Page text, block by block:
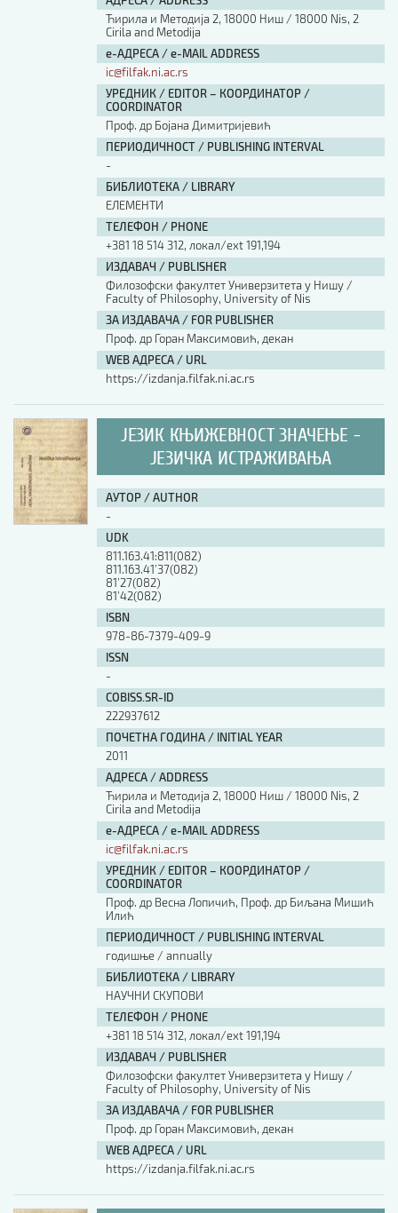
Ћирила и Методија 2, 18000 Ниш / 18000 Nis, 2
Cirila and Metodija
е-АДРЕСА / e-MAIL ADDRESS
ic@filfak.ni.ac.rs
УРЕДНИК / EDITOR – КООРДИНАТОР /
COORDINATOR
Проф. др Бојана Димитријевић
ПЕРИОДИЧНОСТ / PUBLISHING INTERVAL
-
БИБЛИОТЕКА / LIBRARY
ЕЛЕМЕНТИ
ТЕЛЕФОН / PHONE
+381 18 514 312, локал/ext 191,194
ИЗДАВАЧ / PUBLISHER
Филозофски факултет Универзитета у Нишу /
Faculty of Philosophy, University of Nis
ЗА ИЗДАВАЧА / FOR PUBLISHER
Проф. др Горан Максимовић, декан
WEB АДРЕСА / URL
https://izdanja.filfak.ni.ac.rs
ЈЕЗИК КЊИЖЕВНОСТ ЗНАЧЕЊЕ -
ЈЕЗИЧКА ИСТРАЖИВАЊА
АУТОР / AUTHOR
-
UDK
811.163.41:811(082)
811.163.41’37(082)
81’27(082)
81’42(082)
ISBN
978-86-7379-409-9
ISSN
-
COBISS.SR-ID
222937612
ПОЧЕТНА ГОДИНА / INITIAL YEAR
2011
АДРЕСА / ADDRESS
Ћирила и Методија 2, 18000 Ниш / 18000 Nis, 2
Cirila and Metodija
е-АДРЕСА / e-MAIL ADDRESS
ic@filfak.ni.ac.rs
УРЕДНИК / EDITOR – КООРДИНАТОР /
COORDINATOR
Проф. др Весна Лопичић, Проф. др Биљана Мишић
Илић
ПЕРИОДИЧНОСТ / PUBLISHING INTERVAL
годишње / annually
БИБЛИОТЕКА / LIBRARY
НАУЧНИ СКУПОВИ
ТЕЛЕФОН / PHONE
+381 18 514 312, локал/ext 191,194
ИЗДАВАЧ / PUBLISHER
Филозофски факултет Универзитета у Нишу /
Faculty of Philosophy, University of Nis
ЗА ИЗДАВАЧА / FOR PUBLISHER
Проф. др Горан Максимовић, декан
WEB АДРЕСА / URL
https://izdanja.filfak.ni.ac.rs